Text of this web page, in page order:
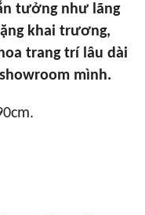
tưởng như lãng
khai trương,
trang trí lâu dài
mình.